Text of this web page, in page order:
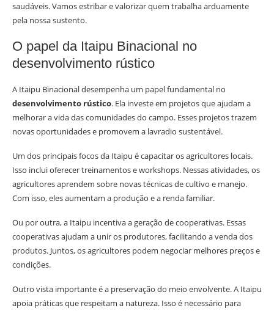
saudáveis. Vamos estribar e valorizar quem trabalha arduamente
pela nossa sustento.
O papel da Itaipu Binacional no
desenvolvimento rústico
A Itaipu Binacional desempenha um papel fundamental no
desenvolvimento rústico. Ela investe em projetos que ajudam a
melhorar a vida das comunidades do campo. Esses projetos trazem
novas oportunidades e promovem a lavradio sustentável.
Um dos principais focos da Itaipu é capacitar os agricultores locais.
Isso inclui oferecer treinamentos e workshops. Nessas atividades, os
agricultores aprendem sobre novas técnicas de cultivo e manejo.
Com isso, eles aumentam a produção e a renda familiar.
Ou por outra, a Itaipu incentiva a geração de cooperativas. Essas
cooperativas ajudam a unir os produtores, facilitando a venda dos
produtos. Juntos, os agricultores podem negociar melhores preços e
condições.
Outro vista importante é a preservação do meio envolvente. A Itaipu
apoia práticas que respeitam a natureza. Isso é necessário para